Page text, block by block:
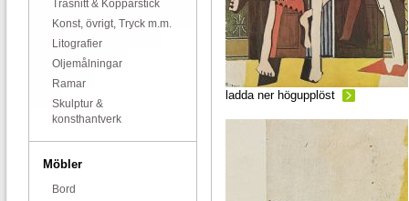
Träsnitt & Kopparstick
Konst, övrigt, Tryck m.m.
Litografier
Oljemålningar
Ramar
Skulptur &
konsthantverk
Möbler
Bord
ladda ner högupplöst